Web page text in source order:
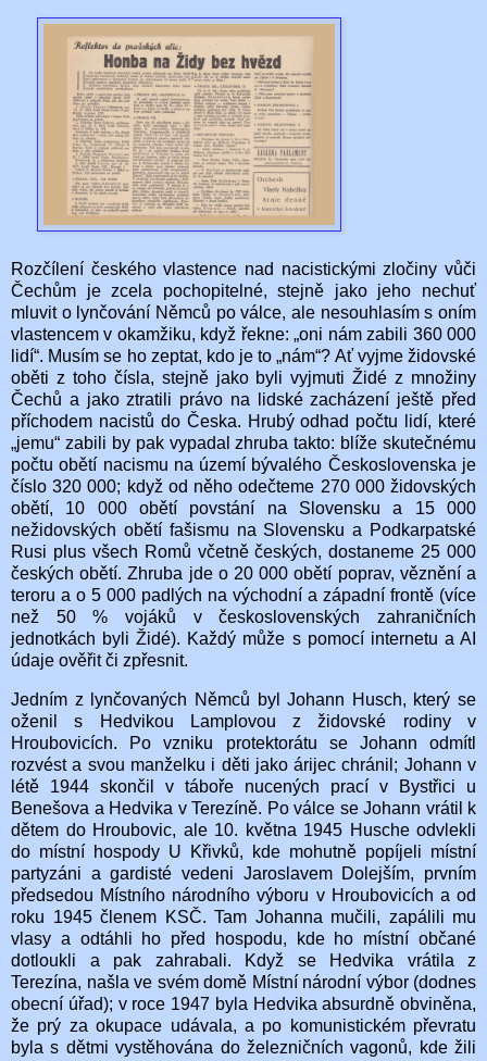
Rozčílení českého vlastence nad nacistickými zločiny vůči
Čechům je zcela pochopitelné, stejně jako jeho nechuť
mluvit o lynčování Němců po válce, ale nesouhlasím s oním
vlastencem v okamžiku, když řekne: „oni nám zabili 360 000
lidí“. Musím se ho zeptat, kdo je to „nám“? Ať vyjme židovské
oběti z toho čísla, stejně jako byli vyjmuti Židé z množiny
Čechů a jako ztratili právo na lidské zacházení ještě před
příchodem nacistů do Česka. Hrubý odhad počtu lidí, které
„jemu“ zabili by pak vypadal zhruba takto: blíže skutečnému
počtu obětí nacismu na území bývalého Československa je
číslo 320 000; když od něho odečteme 270 000 židovských
obětí, 10 000 obětí povstání na Slovensku a 15 000
nežidovských obětí fašismu na Slovensku a Podkarpatské
Rusi plus všech Romů včetně českých, dostaneme 25 000
českých obětí. Zhruba jde o 20 000 obětí poprav, věznění a
teroru a o 5 000 padlých na východní a západní frontě (více
než 50 % vojáků v československých zahraničních
jednotkách byli Židé). Každý může s pomocí internetu a AI
údaje ověřit či zpřesnit.
Jedním z lynčovaných Němců byl Johann Husch, který se
oženil s Hedvikou Lamplovou z židovské rodiny v
Hroubovicích. Po vzniku protektorátu se Johann odmítl
rozvést a svou manželku i děti jako árijec chránil; Johann v
létě 1944 skončil v táboře nucených prací v Bystřici u
Benešova a Hedvika v Terezíně. Po válce se Johann vrátil k
dětem do Hroubovic, ale 10. května 1945 Husche odvlekli
do místní hospody U Křivků, kde mohutně popíjeli místní
partyzáni a gardisté vedeni Jaroslavem Dolejším, prvním
předsedou Místního národního výboru v Hroubovicích a od
roku 1945 členem KSČ. Tam Johanna mučili, zapálili mu
vlasy a odtáhli ho před hospodu, kde ho místní občané
dotloukli a pak zahrabali. Když se Hedvika vrátila z
Terezína, našla ve svém domě Místní národní výbor (dodnes
obecní úřad); v roce 1947 byla Hedvika absurdně obviněna,
že prý za okupace udávala, a po komunistickém převratu
byla s dětmi vystěhována do železničních vagonů, kde žili